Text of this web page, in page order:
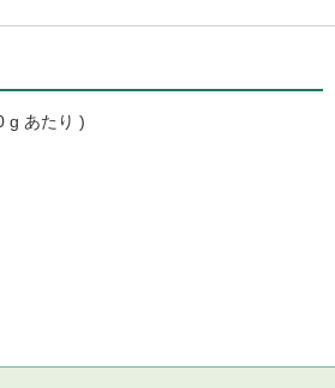
g あたり )